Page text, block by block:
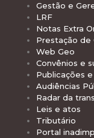
Gestão e
LRF
Notas Extra
Prestação de
Web Geo
Convênios e
Publicações
Audiências
Radar da
Leis e atos
Tributário
Portal